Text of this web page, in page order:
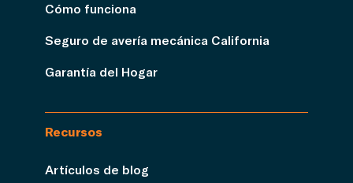
Cómo funciona
Seguro de avería mecánica California
Garantía del Hogar
Recursos
Artículos de blog